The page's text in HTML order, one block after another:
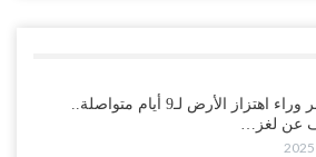
ما السر وراء اهتزاز الأرض لـ9 أيام متواصلة..
عن لغز…